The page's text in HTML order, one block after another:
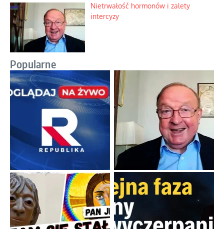
Nietrwałość hormonów i zalety
intercyzy
Popularne